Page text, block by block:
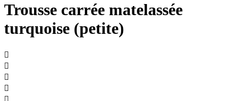
Trousse carrée matelassée
turquoise (petite)




